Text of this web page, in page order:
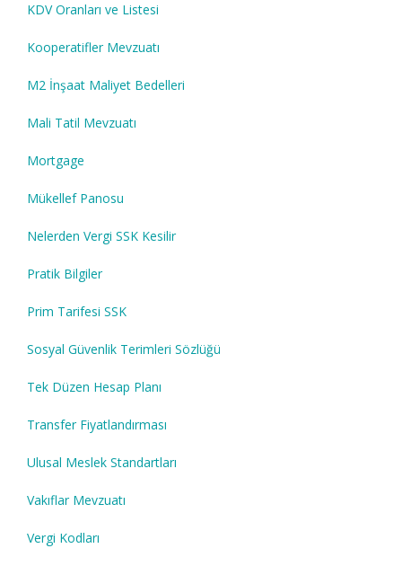
KDV Oranları ve Listesi
Kooperatifler Mevzuatı
M2 İnşaat Maliyet Bedelleri
Mali Tatil Mevzuatı
Mortgage
Mükellef Panosu
Nelerden Vergi SSK Kesilir
Pratik Bilgiler
Prim Tarifesi SSK
Sosyal Güvenlik Terimleri Sözlüğü
Tek Düzen Hesap Planı
Transfer Fiyatlandırması
Ulusal Meslek Standartları
Vakıflar Mevzuatı
Vergi Kodları